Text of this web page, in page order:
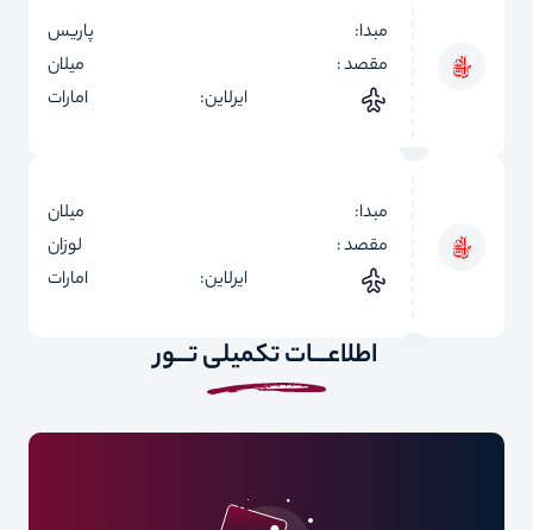
مبدا:
پاریس
مقصد :
میلان
ایرلاین:
امارات
مبدا:
میلان
مقصد :
لوزان
ایرلاین:
امارات
اطلاعـــات تکمیلی تـــور